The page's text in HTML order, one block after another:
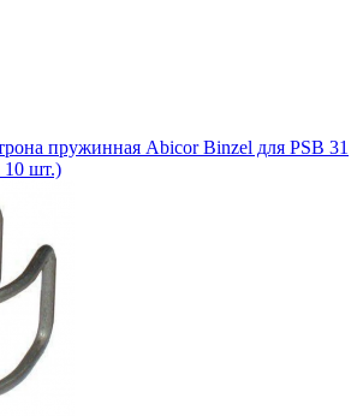
пружинная Abicor Binzel для PSB 31
10 шт.)